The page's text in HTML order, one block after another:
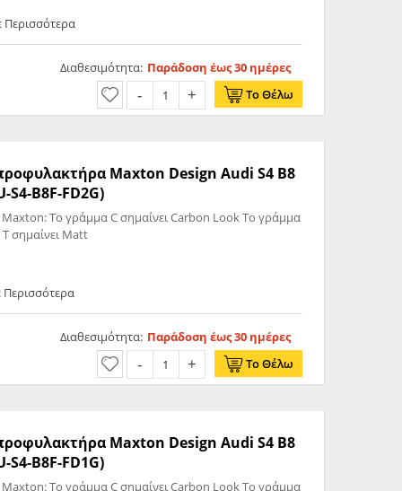
Περισσότερα
Διαθεσιμότητα: Παράδοση έως 30 ημέρες
Το Θέλω
Maxton Design Audi S4 B8
B8F-FD2G)
Maxton: Το γράμμα C σημαίνει Carbon Look Το γράμμα
σημαίνει Matt
Περισσότερα
Διαθεσιμότητα: Παράδοση έως 30 ημέρες
Το Θέλω
Maxton Design Audi S4 B8
B8F-FD1G)
Maxton: Το γράμμα C σημαίνει Carbon Look Το γράμμα